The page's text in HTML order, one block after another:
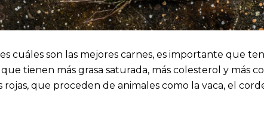
cuáles son las mejores carnes, es importante que
tienen más grasa saturada, más colesterol y más
rojas, que proceden de animales como la vaca, el